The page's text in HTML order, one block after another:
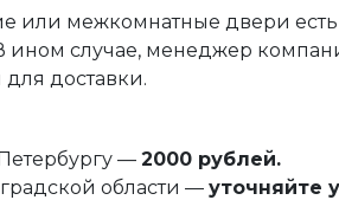
или межкомнатные двери
случае, менеджер
доставки.
— 2000 рублей.
области — уточняйте